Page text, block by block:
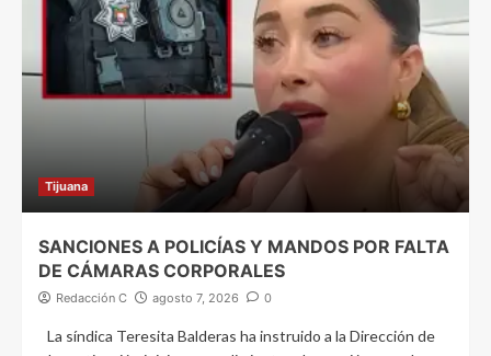
Tijuana
SANCIONES A POLICÍAS Y MANDOS POR FALTA
DE CÁMARAS CORPORALES
Redacción C agosto 7, 2026 0
La síndica Teresita Balderas ha instruido a la Dirección de